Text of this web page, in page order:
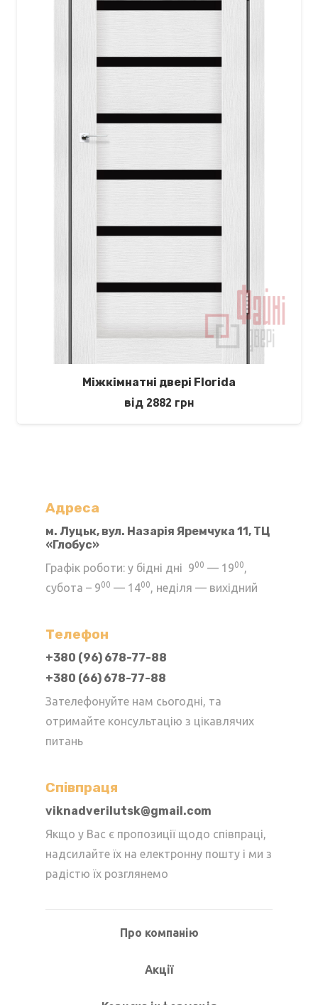
Міжкімнатні двері Florida
від 2882 грн
Адреса
м. Луцьк, вул. Назарія Яремчука 11, ТЦ
«Глобус»
Графік роботи: у бідні дні 900 — 1900,
субота – 900 — 1400, неділя — вихідний
Телефон
+380 (96) 678-77-88
+380 (66) 678-77-88
Зателефонуйте нам сьогодні, та
отримайте консультацію з цікавлячих
питань
Cпівпраця
viknadverilutsk@gmail.com
Якщо у Вас є пропозиції щодо співпраці,
надсилайте їх на електронну пошту і ми з
радістю їх розглянемо
Про компанію
Акції